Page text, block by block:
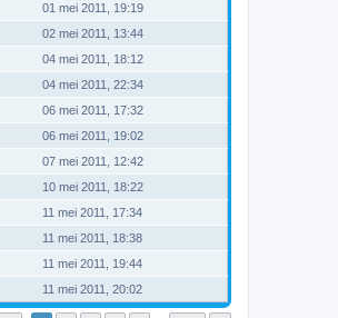
01 mei 2011, 19:19
02 mei 2011, 13:44
04 mei 2011, 18:12
04 mei 2011, 22:34
06 mei 2011, 17:32
06 mei 2011, 19:02
07 mei 2011, 12:42
10 mei 2011, 18:22
11 mei 2011, 17:34
11 mei 2011, 18:38
11 mei 2011, 19:44
11 mei 2011, 20:02